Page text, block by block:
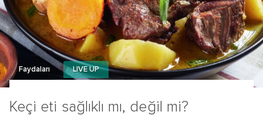
Keçi eti sağlıklı mı, değil mi?
Faydaları LIVE UP